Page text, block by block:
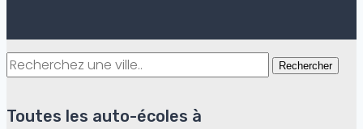
Rechercher
Toutes les auto-écoles à